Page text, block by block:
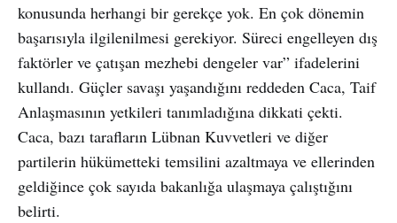
konusunda herhangi bir gerekçe yok. En çok dönemin
başarısıyla ilgilenilmesi gerekiyor. Süreci engelleyen dış
faktörler ve çatışan mezhebi dengeler var” ifadelerini
kullandı. Güçler savaşı yaşandığını reddeden Caca, Taif
Anlaşmasının yetkileri tanımladığına dikkati çekti.
Caca, bazı tarafların Lübnan Kuvvetleri ve diğer
partilerin hükümetteki temsilini azaltmaya ve ellerinden
geldiğince çok sayıda bakanlığa ulaşmaya çalıştığını
belirti.